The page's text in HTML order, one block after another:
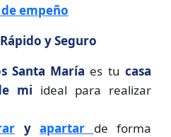
empeño
y Seguro
Santa María es tucasa
mi ideal para realizar
y apartar
de forma